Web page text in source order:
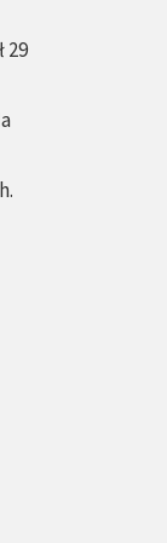
29